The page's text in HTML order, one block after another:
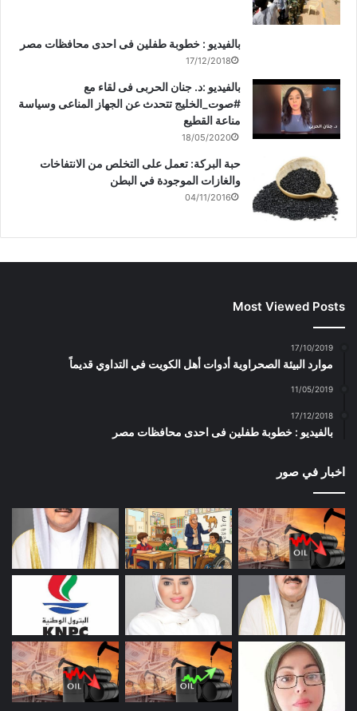
بالفيديو : خطوبة طفلين فى احدى محافظات مصر
17/12/2018
بالفيديو :د. جنان الحربى فى لقاء مع
#صوت_الخليج تتحدث عن الجهاز المناعى وسياسة
مناعة القطيع
18/05/2020
حبة البركة: تعمل على التخلص من الانتفاخات
والغازات الموجودة في البطن
04/11/2016
Most Viewed Posts
17/10/2019
موارد البيئة الصحراوية أدوات أهل الكويت في التداوي قديماً
11/05/2019
17/12/2018
بالفيديو : خطوبة طفلين فى احدى محافظات مصر
اخبار في صور